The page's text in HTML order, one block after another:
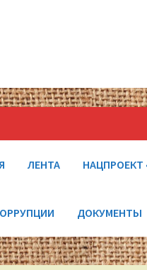
ЛЕНТА НАЦПРОЕКТ
ДОКУМЕНТЫ